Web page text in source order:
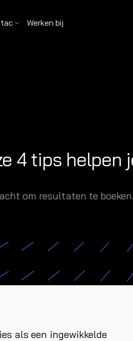
Werken bij
4 tips helpen
om resultaten te boeken.
als een ingewikkelde